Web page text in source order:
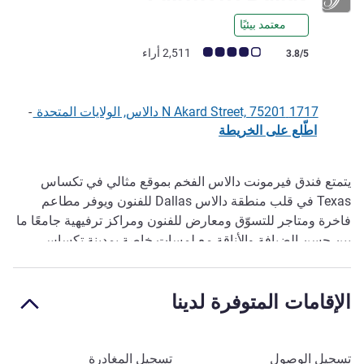
معتمد بيئيًا
ملاحظة أراء العملاء (رأي ALL)
3.8/5 2,511 أراء
1717 N Akard Street, 75201 دالاس, الولايات المتحدة
-
اطّلع على الخريطة
الوصف
يتمتع فندق فيرمونت دالاس الفخم بموقع مثالي في تكساس
Texas في قلب منطقة دالاس Dallas للفنون ويوفر مطاعم
فاخرة ومتاجر للتسوّق ومعارض للفنون ومراكز ترفيهية جامعًا ما
بين حسن الضيافة والأناقة مع لمسات خاصة بمدينة تكساس
Many of the city's best attractions are a short walk away.
Museum and JFK Memorial, or discover priceless
الإقامات المتوفرة لدينا
تسجيل الوصول تسجيل المغادرة